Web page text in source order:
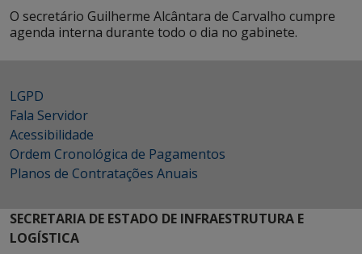
O secretário Guilherme Alcântara de Carvalho cumpre
agenda interna durante todo o dia no gabinete.
LGPD
Fala Servidor
Acessibilidade
Ordem Cronológica de Pagamentos
Planos de Contratações Anuais
SECRETARIA DE ESTADO DE INFRAESTRUTURA E
LOGÍSTICA